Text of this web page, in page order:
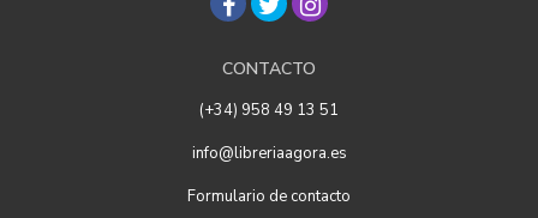
CONTACTO
(+34) 958 49 13 51
info@libreriaagora.es
Formulario de contacto